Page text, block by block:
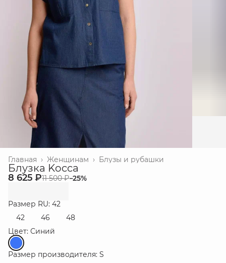
Блузы и рубашки
Женщинам ›
Главная ›
Блузка Kocca
8 625 ₽11 500 ₽−25%
Размер RU: 42
42
46
48
Цвет: Синий
Размер производителя: S